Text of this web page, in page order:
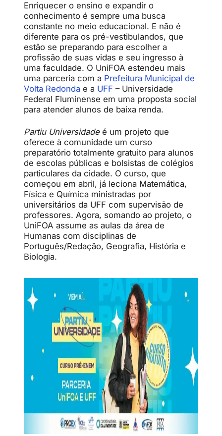
Enriquecer o ensino e expandir o
conhecimento é sempre uma busca
constante no meio educacional. E não é
diferente para os pré-vestibulandos, que
estão se preparando para escolher a
profissão de suas vidas e seu ingresso à
uma faculdade. O UniFOA estendeu mais
uma parceria com a Prefeitura Municipal de
Volta Redonda e a UFF – Universidade
Federal Fluminense em uma proposta social
para atender alunos de baixa renda.
Partiu Universidadeé um projeto que
oferece à comunidade um curso
preparatório totalmente gratuito para alunos
de escolas públicas e bolsistas de colégios
particulares da cidade. O curso, que
começou em abril, já leciona Matemática,
Física e Química ministradas por
universitários da UFF com supervisão de
professores. Agora, somando ao projeto, o
UniFOA assume as aulas da área de
Humanas com disciplinas de
Português/Redação, Geografia, História e
Biologia.